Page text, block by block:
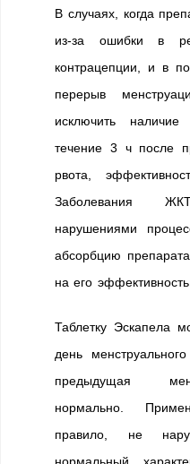
В случаях, когда
из-за ошибки в
контрацепции, и в
перерыв
исключить
течение 3 ч после
рвота,
Заболевания
нарушениями
абсорбцию
на его эффективность.
Таблетку Эскапела
день
предыдущая
нормально.
правило, не